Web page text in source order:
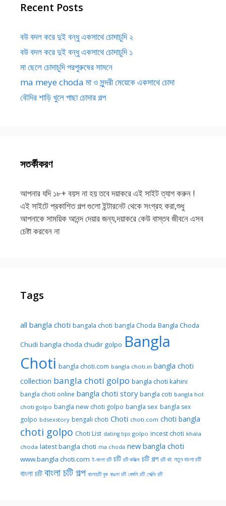
Recent Posts
বউ বদল করে দুই বন্ধু একসাথে চোদাচুদি ২
বউ বদল করে দুই বন্ধু একসাথে চোদাচুদি ১
মা ছেলে চোদাচুদি পরপুরুষের সামনে
ma meye choda মা ও সুন্দরী মেয়েকে একসাথে চোদা
বৌদির শাড়ি খুলে পাছা চোদার গল্প
সতর্কীকরণ
আপনার যদি ১৮+ বয়স না হয় তবে দয়াকরে এই সাইট ত্যাগ করুন !
এই সাইটে প্রকাশিত গল্প গুলো ইন্টারনেট থেকে সংগ্রহ করা,শুধু
আপনাকে সাময়িক আনন্দ দেয়ার জন্য,দয়াকরে কেউ বাস্তব জীবনে এসব
চেষ্টা করবেন না
Tags
all bangla choti bangala choti bangla Choda Bangla Choda
Chudi bangla choda chudir golpo Bangla
Choti bangla choti.com bangla choti.in bangla choti
collection bangla choti golpo bangla choti kahini
bangla choti online bangla choti story bangla coti bangla hot
choti golpo bangla new choti golpo bangla sex bangla sex
golpo bdsexstory bengali choti Choti choti.com choti bangla
choti golpo Choti List dating tips golpo incest choti khala
choda latest bangla choti ma choda new bangla choti
www.bangla choti.com ই-বাংলা চটি চটি চটি কমিক্স চটি গল্প চটি বই নতুন বাংলা চটি
বাংলা চটি বাংলা চটি গল্প বাংলাচটি বুক বাঙলা চটি বেঙ্গলি চটি সেক্সি চটি